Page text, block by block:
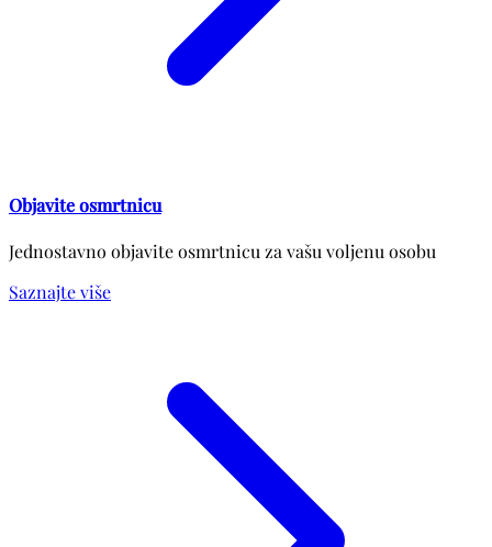
Objavite osmrtnicu
Jednostavno objavite osmrtnicu za vašu voljenu osobu
Saznajte više